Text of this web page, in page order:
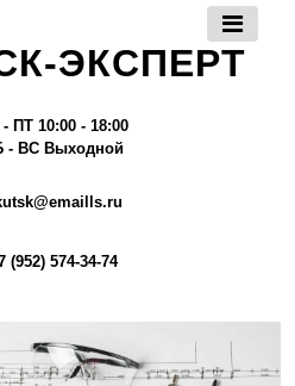
ЭКСПЕРТ
ПТ 10:00 - 18:00
- ВС Выходной
(952) 574-34-74